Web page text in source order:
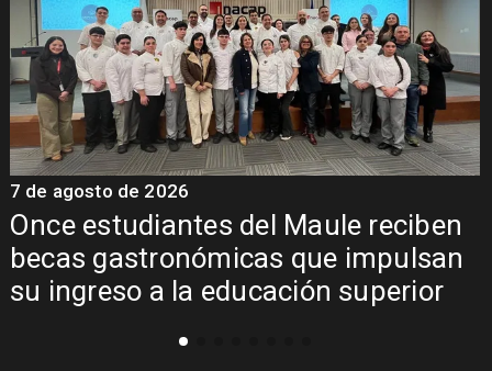
Álvarez-Salamanca lidera la
regional para consolidar el Paso
Pehuenche como alternativa a Los
7 de agosto de 2026